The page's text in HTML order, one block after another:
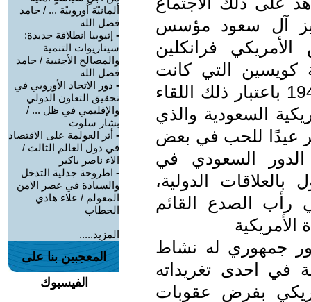
آل سعود مؤسس
الأمريكي فرانكلين
كويسين التي كانت
تبحر في قناة السويس أوائل سنة 1945 باعتبار ذلك اللقاء
السعودية والذي
يعتبر عيدًا للحب في بعض
الدور السعودي في
الدولية،
رأب الصدع القائم
الأمريكية
جمهوري له نشاط
في احدى تغريداته
بفرض عقوبات
ألمانيّة أوروبيّة ... / حامد
فضل الله
- إثيوبيا انطلاقة جديدة:
سيناريوات التنمية
والمصالح الأجنبية / حامد
فضل الله
- دور الاتحاد الأوروبي في
تحقيق التعاون الدولي
والإقليمي في ظل ... /
بشار سلوت
- أثر العولمة على الاقتصاد
في دول العالم الثالث /
الاء ناصر باكير
- اطروحة جدلية التدخل
والسيادة في عصر الامن
المعولم / علاء هادي
الحطاب
المزيد.....
المعجبين بنا على
الفيسبوك